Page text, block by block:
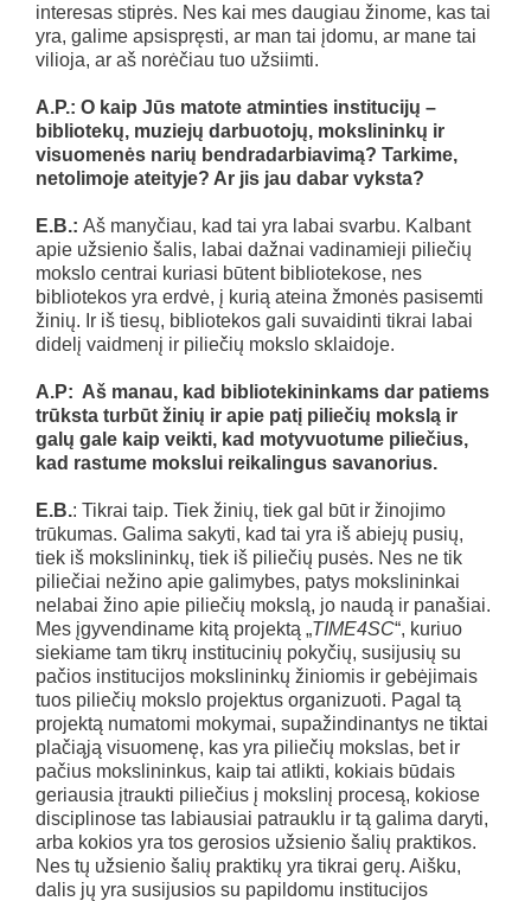
interesas stiprės. Nes kai mes daugiau žinome, kas tai
yra, galime apsispręsti, ar man tai įdomu, ar mane tai
vilioja, ar aš norėčiau tuo užsiimti.
A.P.: O kaip Jūs matote atminties institucijų –
bibliotekų, muziejų darbuotojų, mokslininkų ir
visuomenės narių bendradarbiavimą? Tarkime,
netolimoje ateityje? Ar jis jau dabar vyksta?
E.B.: Aš manyčiau, kad tai yra labai svarbu. Kalbant
apie užsienio šalis, labai dažnai vadinamieji piliečių
mokslo centrai kuriasi būtent bibliotekose, nes
bibliotekos yra erdvė, į kurią ateina žmonės pasisemti
žinių. Ir iš tiesų, bibliotekos gali suvaidinti tikrai labai
didelį vaidmenį ir piliečių mokslo sklaidoje.
A.P: Aš manau, kad bibliotekininkams dar patiems
trūksta turbūt žinių ir apie patį piliečių mokslą ir
galų gale kaip veikti, kad motyvuotume piliečius,
kad rastume mokslui reikalingus savanorius.
E.B.: Tikrai taip. Tiek žinių, tiek gal būt ir žinojimo
trūkumas. Galima sakyti, kad tai yra iš abiejų pusių,
tiek iš mokslininkų, tiek iš piliečių pusės. Nes ne tik
piliečiai nežino apie galimybes, patys mokslininkai
nelabai žino apie piliečių mokslą, jo naudą ir panašiai.
Mes įgyvendiname kitą projektą „TIME4SC“, kuriuo
siekiame tam tikrų institucinių pokyčių, susijusių su
pačios institucijos mokslininkų žiniomis ir gebėjimais
tuos piliečių mokslo projektus organizuoti. Pagal tą
projektą numatomi mokymai, supažindinantys ne tiktai
plačiąją visuomenę, kas yra piliečių mokslas, bet ir
pačius mokslininkus, kaip tai atlikti, kokiais būdais
geriausia įtraukti piliečius į mokslinį procesą, kokiose
disciplinose tas labiausiai patrauklu ir tą galima daryti,
arba kokios yra tos gerosios užsienio šalių praktikos.
Nes tų užsienio šalių praktikų yra tikrai gerų. Aišku,
dalis jų yra susijusios su papildomu institucijos